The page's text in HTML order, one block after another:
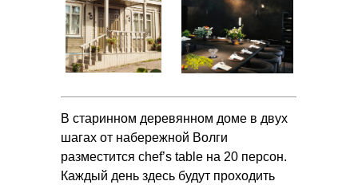
В старинном деревянном доме в двух
шагах от набережной Волги
разместится chef’s table на 20 персон.
Каждый день здесь будут проходить